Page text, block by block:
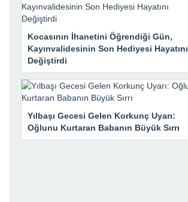
Kocasının İhanetini Öğrendiği Gün,
Kayınvalidesinin Son Hediyesi Hayatını
Değiştirdi
Yılbaşı Gecesi Gelen Korkunç Uyarı:
Oğlunu Kurtaran Babanın Büyük Sırrı